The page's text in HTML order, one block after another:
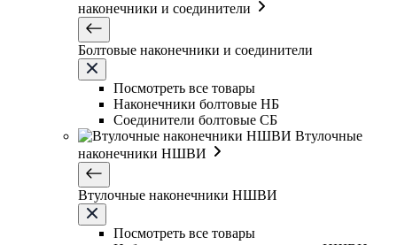
наконечники и соединители
Болтовые наконечники и соединители
Посмотреть все товары
Наконечники болтовые НБ
Соединители болтовые СБ
Втулочные
наконечники НШВИ
Втулочные наконечники НШВИ
Посмотреть все товары